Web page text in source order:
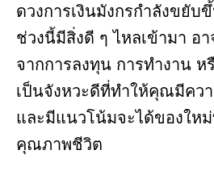
ดวงการเงินมังกรกำลังขยับ
ช่วงนี้มีสิ่งดี ๆ ไหลเข้ามา อ
จากการลงทุน การทำงาน ห
เป็นจังหวะดีที่ทำให้คุณมีคว
และมีแนวโน้มจะได้ของให
คุณภาพชีวิต